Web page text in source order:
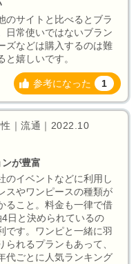
のサイトと比べるとブラ
日常使いではないブラン
ズなどは購入するのは難
嬉しいです。
参考になった 1
｜流通｜2022.10
が豊富
のイベントなどに利用し
スやワンピースの種類が
ること。料金も一律で借
日と決められているの
です。ワンピと一緒に羽
れるプランもあって、
代ごとに人気ランキング